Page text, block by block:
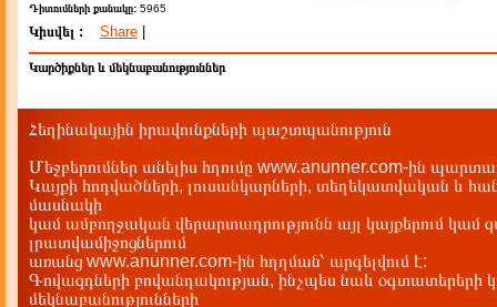
Դիտումների քանակը: 5965
Կիսվել : Share
Կարծիքներ և մեկնաբանություններ
Հեղինակային իրավունքների պաշտպանություն
Մեջբերումներ անելիս հղումը www.anunner.com-ին
Կայքի հոդվածների, լուսանկարների, տեղեկատվական և
մասնակի
կամ ամբողջական վերարտադրությունն այլ կայքերում կամ
լրատվամիջոցներում
առանց www.anunner.com-ին հղղման՝ արգելվում է:
Գովազդների բովանդակության, ինչպես նաև օգտատերերի
մեկնաբանությունների